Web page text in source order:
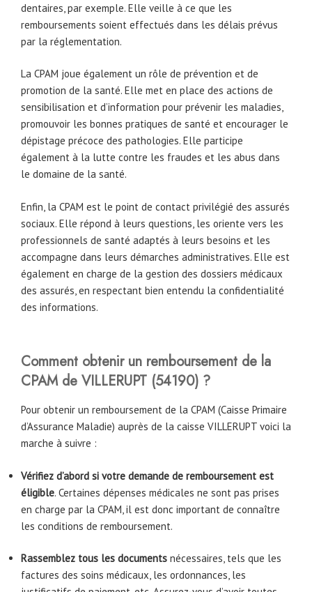
dentaires, par exemple. Elle veille à ce que les
remboursements soient effectués dans les délais prévus
par la réglementation.
La CPAM joue également un rôle de prévention et de
promotion de la santé. Elle met en place des actions de
sensibilisation et d’information pour prévenir les maladies,
promouvoir les bonnes pratiques de santé et encourager le
dépistage précoce des pathologies. Elle participe
également à la lutte contre les fraudes et les abus dans
le domaine de la santé.
Enfin, la CPAM est le point de contact privilégié des assurés
sociaux. Elle répond à leurs questions, les oriente vers les
professionnels de santé adaptés à leurs besoins et les
accompagne dans leurs démarches administratives. Elle est
également en charge de la gestion des dossiers médicaux
des assurés, en respectant bien entendu la confidentialité
des informations.
Comment obtenir un remboursement de la
CPAM de VILLERUPT (54190) ?
Pour obtenir un remboursement de la CPAM (Caisse Primaire
d’Assurance Maladie) auprès de la caisse VILLERUPT voici la
marche à suivre :
Vérifiez d’abord si votre demande de remboursement est
éligible. Certaines dépenses médicales ne sont pas prises
en charge par la CPAM, il est donc important de connaître
les conditions de remboursement.
Rassemblez tous les documents nécessaires, tels que les
factures des soins médicaux, les ordonnances, les